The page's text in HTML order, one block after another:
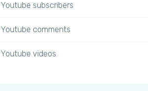
Youtube subscribers
Youtube comments
Youtube videos